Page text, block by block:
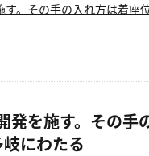
す。その手の入れ方は着
発を施す。その
にわたる